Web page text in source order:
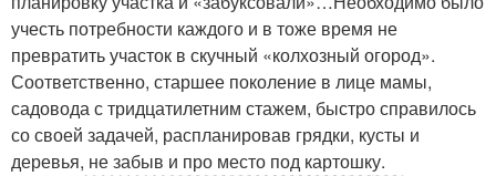
учесть потребности каждого и в тоже время не
превратить участок в скучный «колхозный огород».
Соответственно, старшее поколение в лице мамы,
садовода с тридцатилетним стажем, быстро справилось
со своей задачей, распланировав грядки, кусты и
деревья, не забыв и про место под картошку.